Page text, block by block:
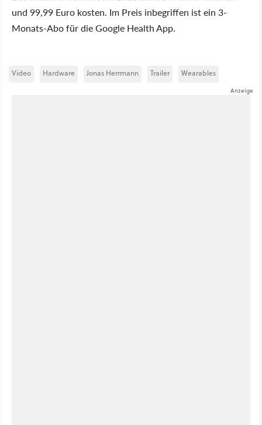
und 99,99 Euro kosten. Im Preis inbegriffen ist ein 3-
Monats-Abo für die Google Health App.
Video Hardware Jonas Herrmann Trailer Wearables